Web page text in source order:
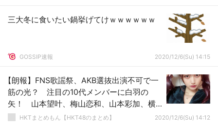
三大冬に食いたい鍋挙げてけｗｗｗｗｗｗ
GOSSIP速報 2020/12/6(Su) 14:15
【朗報】FNS歌謡祭、AKB選抜出演不可で一
筋の光？ 注目の10代メンバーに白羽の
矢！ 山本望叶、梅山恋和、山本彩加、横
野すみれら出演か
HKTまとめもん【HKT48のまとめ】 2020/12/6(Su) 14:12